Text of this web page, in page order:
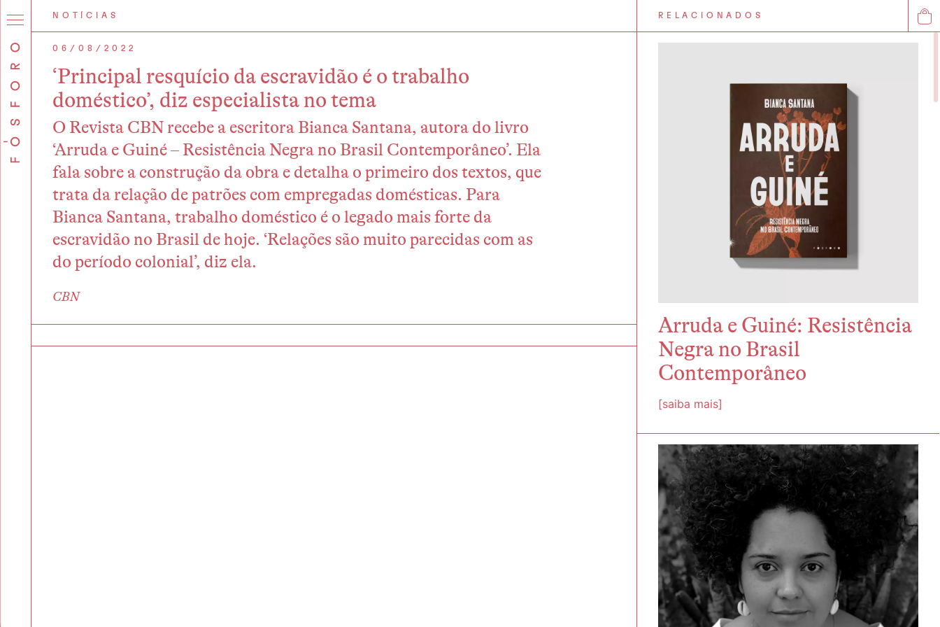
NOTÍCIAS RELACIONADOS
06/08/2022
‘Principal resquício da escravidão é o trabalho
doméstico’, diz especialista no tema
O Revista CBN recebe a escritora Bianca Santana, autora do livro
‘Arruda e Guiné – Resistência Negra no Brasil Contemporâneo’. Ela
fala sobre a construção da obra e detalha o primeiro dos textos, que
trata da relação de patrões com empregadas domésticas. Para
Bianca Santana, trabalho doméstico é o legado mais forte da
escravidão no Brasil de hoje. ‘Relações são muito parecidas com as
do período colonial’, diz ela.
CBN
Arruda e Guiné: Resistência
Negra no Brasil
Contemporâneo
[saiba mais]